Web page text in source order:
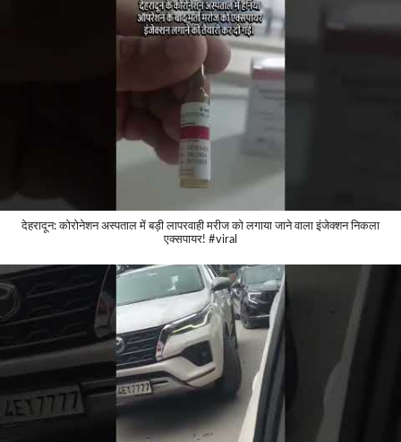
देहरादून: कोरोनेशन अस्पताल में बड़ी लापरवाही मरीज को लगाया जाने वाला इंजेक्शन निकला
एक्सपायर! #viral